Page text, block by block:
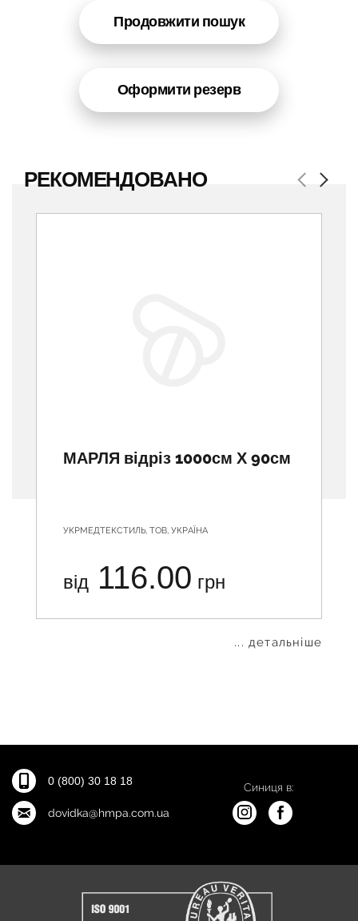
Продовжити пошук
Оформити резерв
РЕКОМЕНДОВАНО Previous
МАРЛЯ відріз 1000см Х 90см
УКРМЕДТЕКСТИЛЬ, ТОВ, УКРАЇНА
від 116.00 грн
... детальніше
Next
0 (800) 30 18 18
dovidka@hmpa.com.ua
Синиця в: